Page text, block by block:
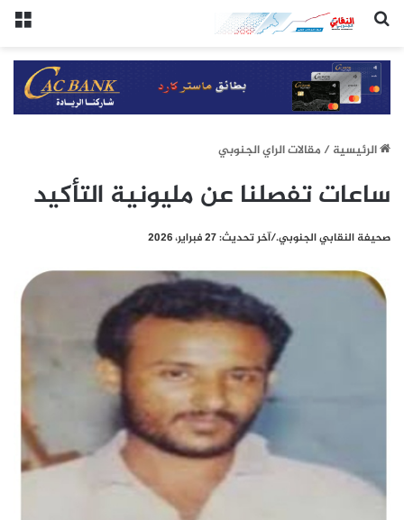
(النقابي الجنوبي:/خاص.)
الرئيسيِة/مقالات الراي الجنوبي
ساعات تفصلنا عن مليونية التأكيد
صحيفة النقابي الجنوبي./آخر تحديث: 27 فبراير، 2026